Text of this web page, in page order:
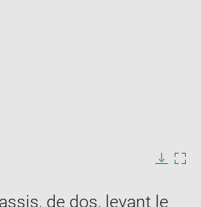
window
de dos, levant le